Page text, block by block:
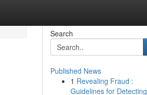
Search
Published News
1 Revealing Fraud :
Guidelines for Detecting